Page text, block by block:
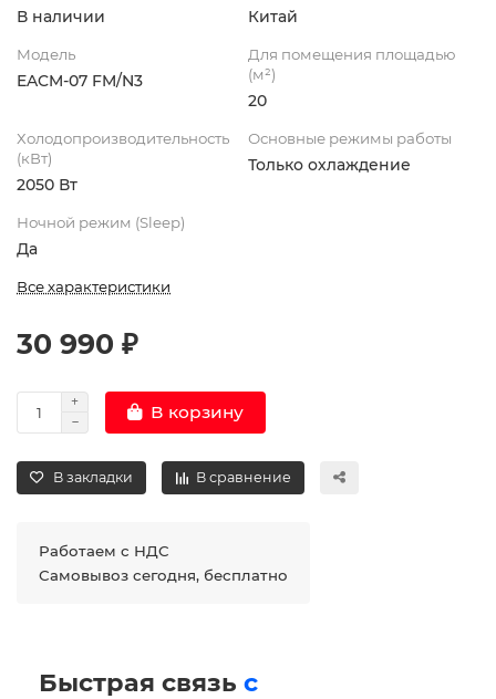
В наличии Китай
Модель
EACM-07 FM/N3
Для помещения площадью
(м²)
20
Холодопроизводительность
(кВт)
2050 Вт
Основные режимы работы
Только охлаждение
Ночной режим (Sleep)
Да
Все характеристики
30 990 ₽
В корзину
В закладки В сравнение
Работаем с НДС
Самовывоз сегодня, бесплатно
Быстрая связь с